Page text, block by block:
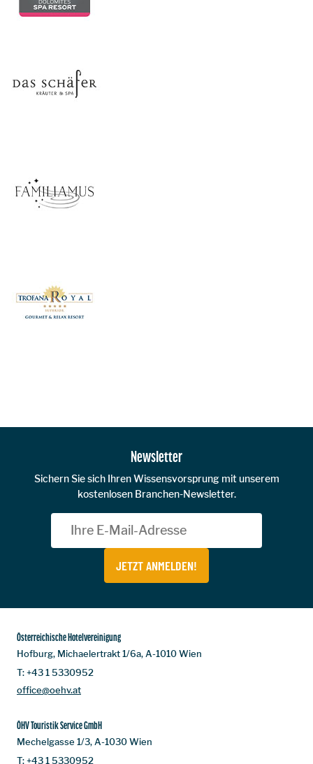
Newsletter
Sichern Sie sich Ihren Wissensvorsprung mit unserem
kostenlosen Branchen-Newsletter.
JETZT ANMELDEN!
Österreichische Hotelvereinigung
Hofburg, Michaelertrakt 1/6a, A-1010 Wien
T:+43 1 5330952
office@oehv.at
ÖHV Touristik Service GmbH
Mechelgasse 1/3, A-1030 Wien
T:+43 1 5330952